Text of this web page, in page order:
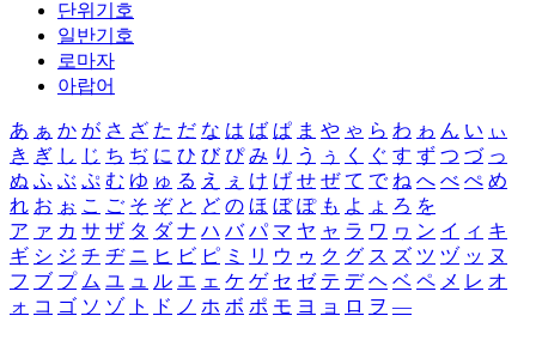
단위기호
일반기호
로마자
아랍어
あ ぁ か が さ ざ た だ な は ば ぱ ま や ゃ ら わ ゎ ん い ぃ
き ぎ し じ ち ぢ に ひ び ぴ み り う ぅ く ぐ す ず つ づ っ
ぬ ふ ぶ ぷ む ゆ ゅ る え ぇ け げ せ ぜ て で ね へ べ ぺ め
れ お ぉ こ ご そ ぞ と ど の ほ ぼ ぽ も よ ょ ろ を
ア ァ カ サ ザ タ ダ ナ ハ バ パ マ ヤ ャ ラ ワ ヮ ン イ ィ キ
ギ シ ジ チ ヂ ニ ヒ ビ ピ ミ リ ウ ゥ ク グ ス ズ ツ ヅ ッ ヌ
フ ブ プ ム ユ ュ ル エ ェ ケ ゲ セ ゼ テ デ ヘ ベ ペ メ レ オ
ォ コ ゴ ソ ゾ ト ド ノ ホ ボ ポ モ ヨ ョ ロ ヲ ―